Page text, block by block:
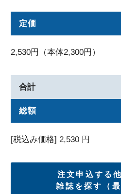
定価
2,530円（本体2,300円）
合計
総額
[税込み価格]2,530 円
注文申込する
雑誌を探す（